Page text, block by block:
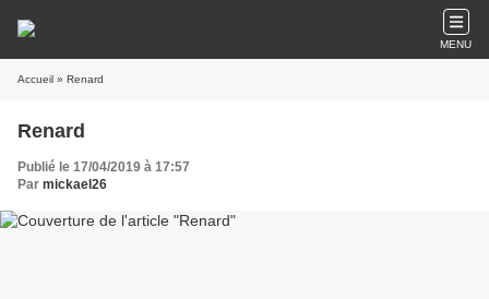
MENU
Accueil » Renard
Renard
Publié le 17/04/2019 à 17:57
Par mickael26